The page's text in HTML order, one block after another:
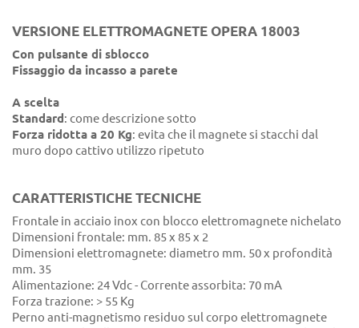
VERSIONE ELETTROMAGNETE OPERA 18003
Con pulsante di sblocco​
Fissaggio da incasso a parete
A scelta
Standard: come descrizione sotto
Forza ridotta a 20 Kg: evita che il magnete si stacchi dal
muro dopo cattivo utilizzo ripetuto
CARATTERISTICHE TECNICHE
Frontale in acciaio inox con blocco elettromagnete nichelato
Dimensioni frontale: mm. 85 x 85 x 2
Dimensioni elettromagnete: diametro mm. 50 x profondità
mm. 35
Alimentazione: 24 Vdc - Corrente assorbita: 70 mA
Forza trazione: > 55 Kg
Perno anti-magnetismo residuo sul corpo elettromagnete